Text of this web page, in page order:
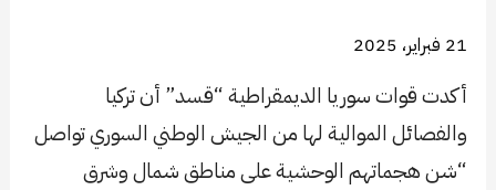
21 فبراير، 2025
أكدت قوات سوريا الديمقراطية “قسد” أن تركيا
والفصائل الموالية لها من الجيش الوطني السوري تواصل
“شن هجماتهم الوحشية على مناطق شمال وشرق